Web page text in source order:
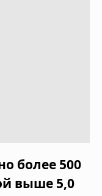
более 500
выше 5,0